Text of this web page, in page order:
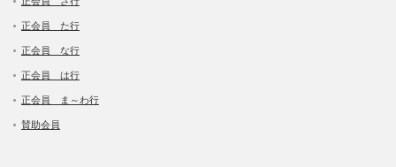
正会員 た行
正会員 な行
正会員 は行
正会員 ま～わ行
賛助会員